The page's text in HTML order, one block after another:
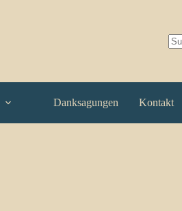
Danksagungen Kontakt